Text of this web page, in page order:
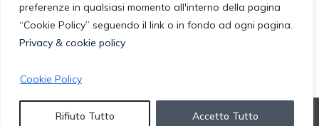
preferenze in qualsiasi momento all'interno della pagina
“Cookie Policy” seguendo il link o in fondo ad ogni pagina.
Privacy & cookie policy
Cookie Policy
Rifiuto Tutto Accetto Tutto
© 2026 repubblicaexpress.it. All rights reserved.